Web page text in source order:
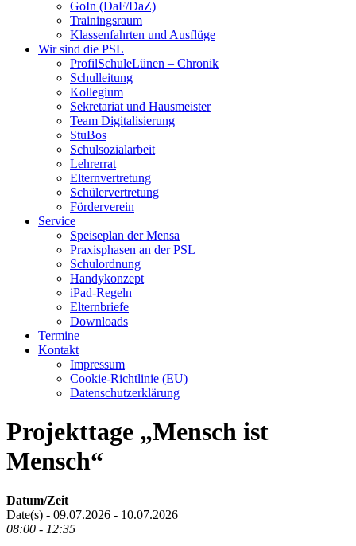
GoIn (DaF/DaZ)
Trainingsraum
Klassenfahrten und Ausflüge
Wir sind die PSL
ProfilSchuleLünen – Chronik
Schulleitung
Kollegium
Sekretariat und Hausmeister
Team Digitalisierung
StuBos
Schulsozialarbeit
Lehrerrat
Elternvertretung
Schülervertretung
Förderverein
Service
Speiseplan der Mensa
Praxisphasen an der PSL
Schulordnung
Handykonzept
iPad-Regeln
Elternbriefe
Downloads
Termine
Kontakt
Impressum
Cookie-Richtlinie (EU)
Datenschutzerklärung
Projekttage „Mensch ist
Mensch“
Datum/Zeit
Date(s) - 09.07.2026 - 10.07.2026
08:00 - 12:35